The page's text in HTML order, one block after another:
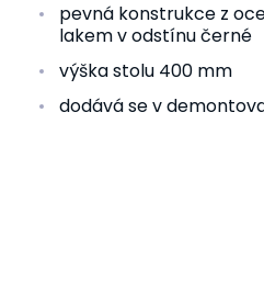
pevná konstrukce z
lakem v odstínu černé
výška stolu 400 mm
dodává se v